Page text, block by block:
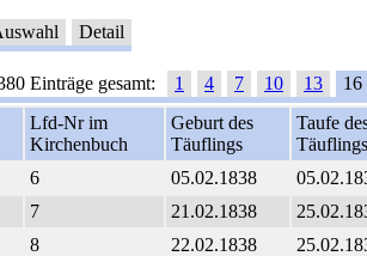
Detail
Einträge gesamt: 1 4 7 10 13
16
Lfd-Nr im
Kirchenbuch
Geburt des
Täuflings
Taufe
Täuflings
6 05.02.1838
7 21.02.1838
8 22.02.1838